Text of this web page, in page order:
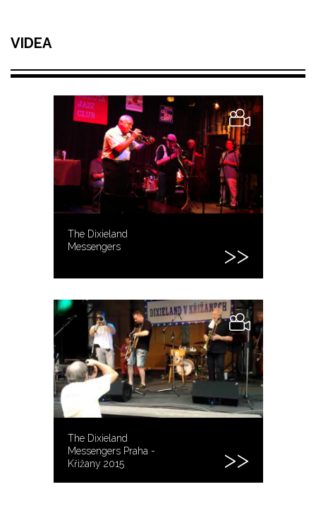
VIDEA
The Dixieland
Messengers
The Dixieland
Messengers Praha -
Křižany 2015